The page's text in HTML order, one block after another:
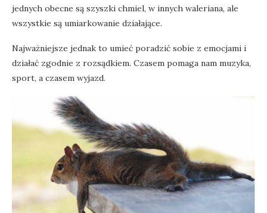
jednych obecne są szyszki chmiel, w innych waleriana, ale
wszystkie są umiarkowanie działające.
Najważniejsze jednak to umieć poradzić sobie z emocjami i
działać zgodnie z rozsądkiem. Czasem pomaga nam muzyka,
sport, a czasem wyjazd.